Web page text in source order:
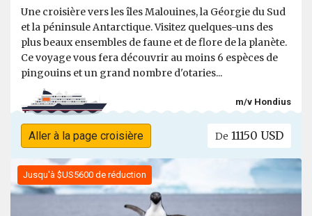
Une croisière vers les îles Malouines, la Géorgie du Sud
et la péninsule Antarctique. Visitez quelques-uns des
plus beaux ensembles de faune et de flore de la planète.
Ce voyage vous fera découvrir au moins 6 espèces de
pingouins et un grand nombre d'otaries...
m/v Hondius
Aller à la page croisière De 11150 USD
Jusqu'à $US5600 de réduction